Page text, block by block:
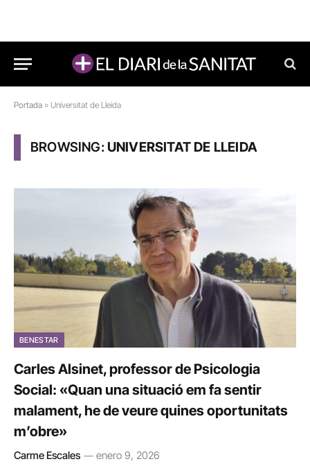
Portada » Universitat de Lleida
BROWSING:UNIVERSITAT DE LLEIDA
BENESTAR
Carles Alsinet, professor de Psicologia
Social: «Quan una situació em fa sentir
malament, he de veure quines oportunitats
m’obre»
Carme Escales enero 9, 2026